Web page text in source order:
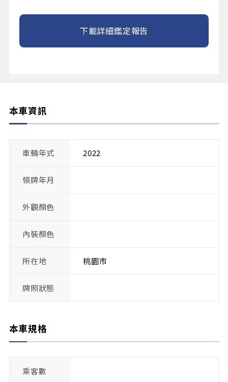
下載詳細鑑定報告
本車資訊
車輛年式 2022
領牌年月
外觀顏色
內裝顏色
所在地 桃園市
牌照狀態
本車規格
乘客數